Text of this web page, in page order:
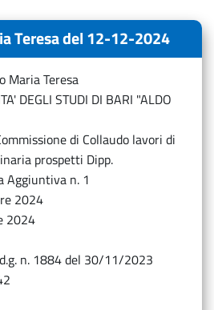
Teresa del 12-12-2024
Maria Teresa
DEGLI STUDI DI BARI "ALDO
di Collaudo lavori di
prospetti Dipp.
Aggiuntiva n. 1
2024
2024
n. 1884 del 30/11/2023